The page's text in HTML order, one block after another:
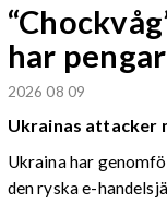
har
2026 08 09
Ukrainas attacker
Ukraina har
den ryska e-